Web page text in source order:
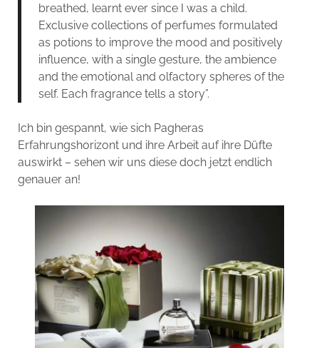
breathed, learnt ever since I was a child.
Exclusive collections of perfumes formulated
as potions to improve the mood and positively
influence, with a single gesture, the ambience
and the emotional and olfactory spheres of the
self. Each fragrance tells a story”.
Ich bin gespannt, wie sich Pagheras
Erfahrungshorizont und ihre Arbeit auf ihre Düfte
auswirkt – sehen wir uns diese doch jetzt endlich
genauer an!